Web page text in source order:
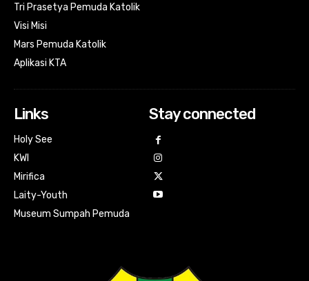
Tri Prasetya Pemuda Katolik
Visi Misi
Mars Pemuda Katolik
Aplikasi KTA
Links
Holy See
KWI
Mirifica
Laity-Youth
Museum Sumpah Pemuda
Stay connected